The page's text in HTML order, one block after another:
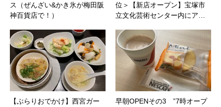
ス（ぜんざい&かき氷が梅田阪
神百貨店で！）
位＞【新店オープン】宝塚市
立文化芸術センター内にア…
【ぶらりおでかけ】西宮ガー
早朝OPENその3 ”7時オープ